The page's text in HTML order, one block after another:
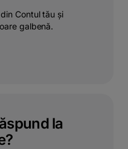
Contul tău și
galbenă.
la